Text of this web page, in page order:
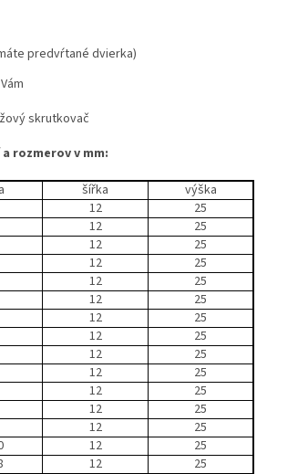
predvŕtané dvierka)
skrutkovač
rozmerov v mm:
šířka
výška
12
25
12
25
12
25
12
25
12
25
12
25
12
25
12
25
12
25
12
25
12
25
12
25
12
25
12
25
12 25